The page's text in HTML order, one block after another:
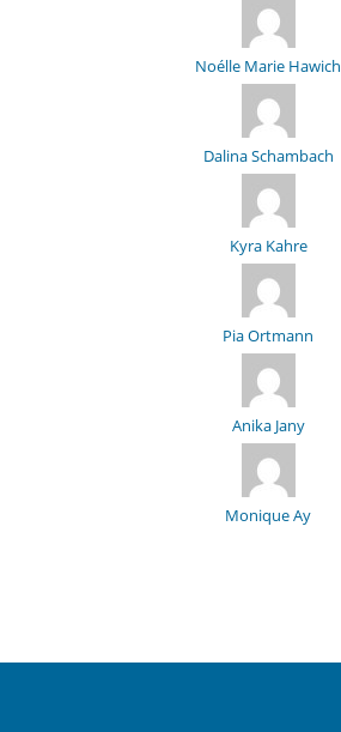
Noélle Marie Hawich
Dalina Schambach
Kyra Kahre
Pia Ortmann
Anika Jany
Monique Ay